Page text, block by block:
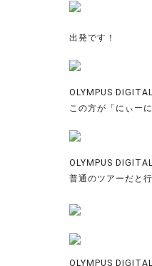
出発です！
OLYMPUS
この方が「にぃー
OLYMPUS
普通のツアーだと
OLYMPUS